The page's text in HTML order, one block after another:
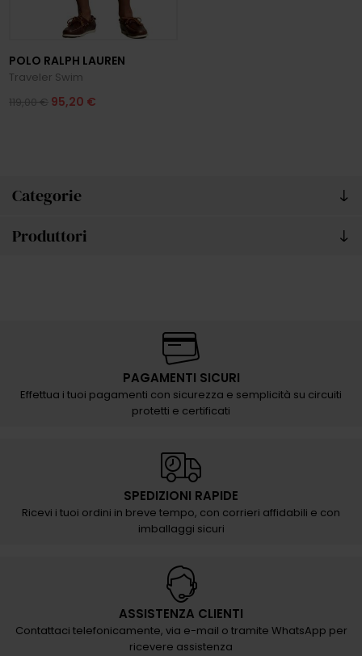
Categorie
Produttori
POLO RALPH LAUREN
Traveler Swim
119,00 € 95,20 €
PAGAMENTI SICURI
Effettua i tuoi pagamenti con sicurezza e semplicità su circuiti
protetti e certificati
SPEDIZIONI RAPIDE
Ricevi i tuoi ordini in breve tempo, con corrieri affidabili e con
imballaggi sicuri
ASSISTENZA CLIENTI
Contattaci telefonicamente, via e-mail o tramite WhatsApp per
ricevere assistenza